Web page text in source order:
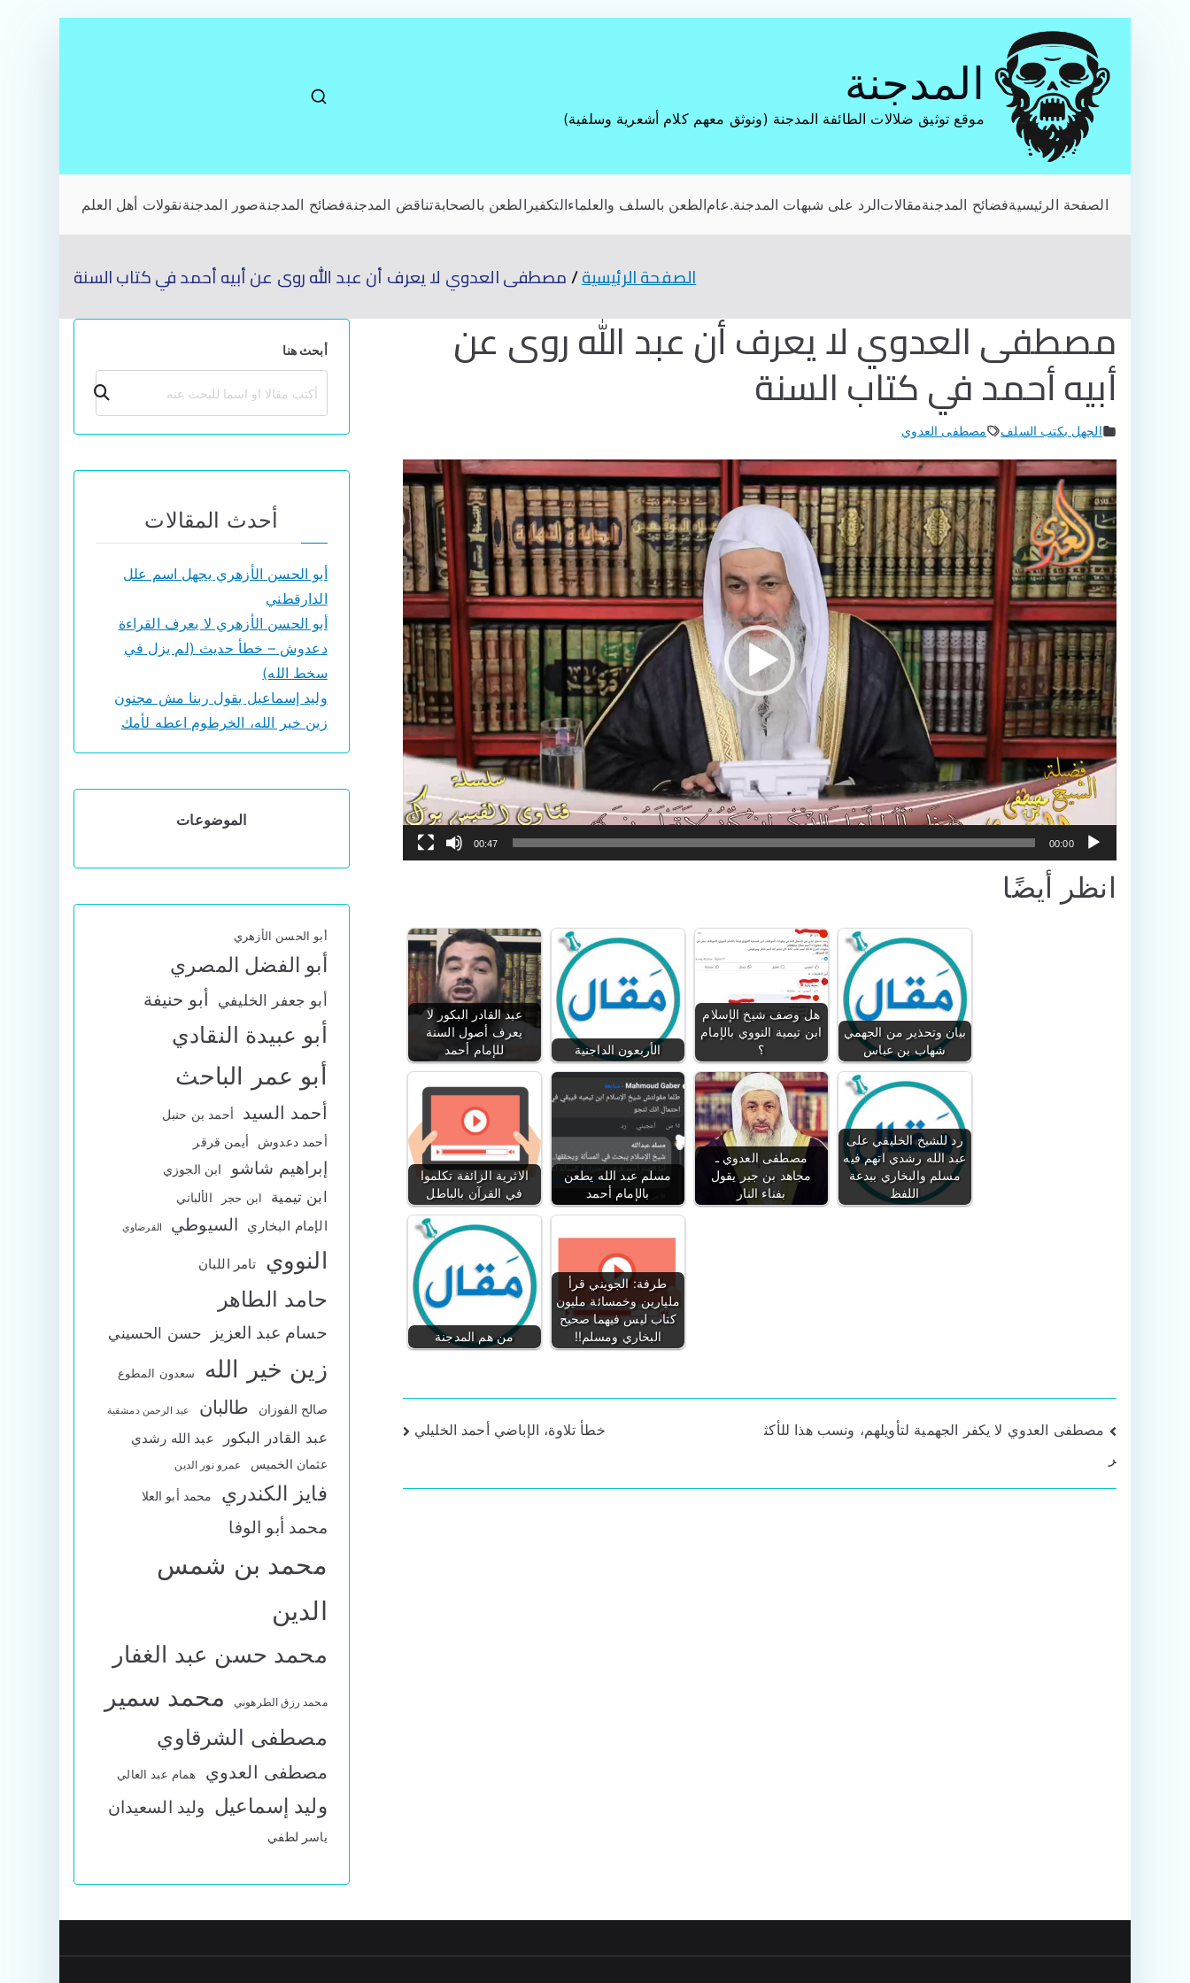
المحتوى
المدجنة
موقع توثيق ضلالات الطائفة المدجنة (ونوثق معهم كلام أشعرية وسلفية)
الصفحة الرئيسيةفضائح المدجنةمقالاتالرد على شبهات المدجنة.عامالطعن بالسلف والعلماءالتكفير الطعن بالصحابةتناقض المدجنةفضائح المدجنةصور المدجنةنقولات أهل العلم
الصفحة الرئيسية مصطفى العدوي لا يعرف أن عبد الله روى عن أبيه أحمد في كتاب السنة
مصطفى العدوي لا يعرف أن عبد الله روى عن
أبيه أحمد في كتاب السنة
الجهل بكتب السلف مصطفى العدوي
مشغل
الفيديو
00:00
00:47
انظر أيضًا
عبد القادر البكور لا
يعرف أصول السنة
للإمام أحمد
الأربعون الداجنية
هل وصف شيخ الإسلام
ابن تيمية النووي بالإمام
؟
بيان وتحذير من الجهمي
شهاب بن عباس
الاثرية الزائفة تكلموا
في القرآن بالباطل
مسلم عبد الله يطعن
بالإمام أحمد
مصطفى العدوي ـ
مجاهد بن جبر يقول
بفناء النار
رد للشيخ الخليفي على
عبد الله رشدي اتهم فيه
مسلم والبخاري ببدعة
اللفظ
من هم المدجنة
طرفة: الجويني قرأ
مليارين وخمسائة مليون
كتاب ليس فيهما صحيح
البخاري ومسلم!!
تصفّح
المقالات
مصطفى العدوي لا يكفر الجهمية لتأويلهم، ونسب هذا للأكث
ر
خطأ تلاوة، الإباضي أحمد الخليلي
أبحث هنا
بحث
أحدث المقالات
أبو الحسن الأزهري يجهل اسم علل
الدارقطني
أبو الحسن الأزهري لا يعرف القراءة
دعدوش – خطأ حديث (لم يزل في
سخط الله)
وليد إسماعيل يقول ربنا مش مجنون
زين خير الله، الخرطوم اعطه لأمك
الموضوعات
أبو الحسن الأزهري
أبو الفضل المصري
أبو جعفر الخليفي أبو حنيفة
أبو عبيدة النقادي
أبو عمر الباحث
أحمد السيد
أحمد بن حنبل
أحمد دعدوش
أيمن قرقر
إبراهيم شاشو ابن الجوزي
ابن تيمية ابن حجر الألباني
الإمام البخاري السيوطي القرضاوي
النووي تامر اللبان
حامد الطاهر
حسام عبد العزيز حسن الحسيني
زين خير الله سعدون المطوع
صالح الفوزان طالبان عبد الرحمن دمشقية
عبد القادر البكور عبد الله رشدي
عثمان الخميس عمرو نور الدين
فايز الكندري محمد أبو العلا
محمد أبو الوفا
محمد بن شمس
الدين
محمد حسن عبد الغفار
محمد رزق الطرهوني محمد سمير
مصطفى الشرقاوي
مصطفى العدوي همام عبد العالي
وليد إسماعيل وليد السعيدان
ياسر لطفي